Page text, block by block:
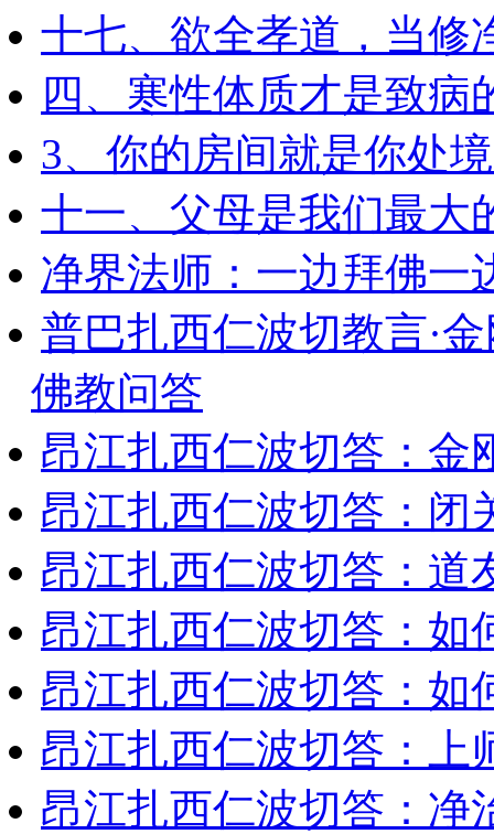
十七、欲全孝道，当修
四、寒性体质才是致病
3、你的房间就是你处
十一、父母是我们最大
净界法师：一边拜佛一
普巴扎西仁波切教言·
佛教问答
昂江扎西仁波切答：金
昂江扎西仁波切答：闭
昂江扎西仁波切答：道
昂江扎西仁波切答：如
昂江扎西仁波切答：如
昂江扎西仁波切答：上
昂江扎西仁波切答：净